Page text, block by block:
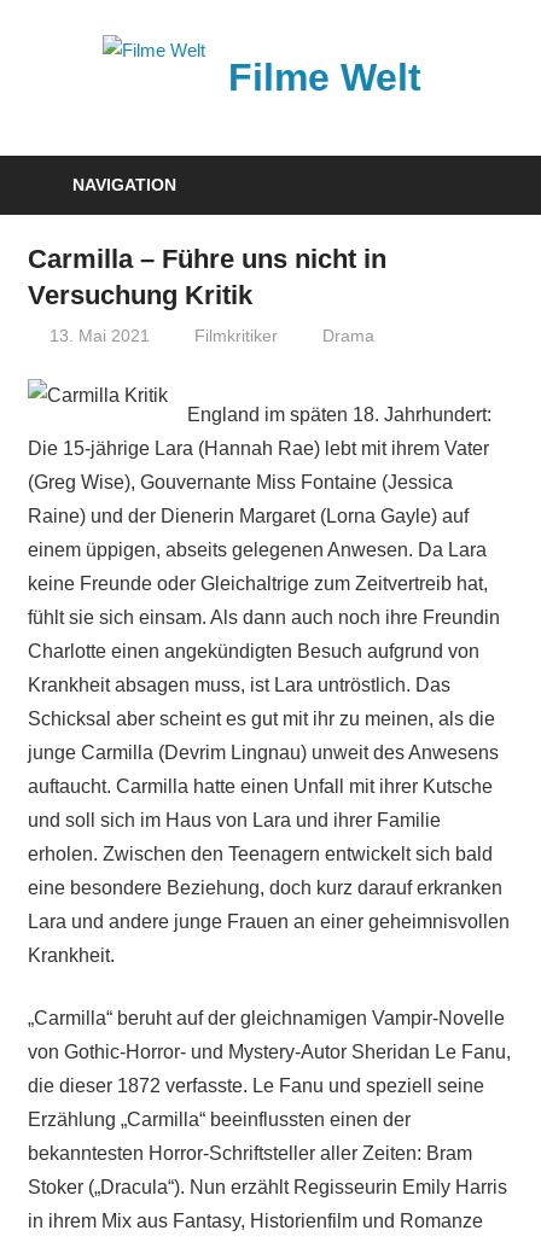
Filme Welt
aktuellen
Kinofilmen
NAVIGATION
Carmilla – Führe uns nicht in
Versuchung Kritik
13. Mai 2021 Filmkritiker Drama
England im späten 18. Jahrhundert:
Die 15-jährige Lara (Hannah Rae) lebt mit ihrem Vater
(Greg Wise), Gouvernante Miss Fontaine (Jessica
Raine) und der Dienerin Margaret (Lorna Gayle) auf
einem üppigen, abseits gelegenen Anwesen. Da Lara
keine Freunde oder Gleichaltrige zum Zeitvertreib hat,
fühlt sie sich einsam. Als dann auch noch ihre Freundin
Charlotte einen angekündigten Besuch aufgrund von
Krankheit absagen muss, ist Lara untröstlich. Das
Schicksal aber scheint es gut mit ihr zu meinen, als die
junge Carmilla (Devrim Lingnau) unweit des Anwesens
auftaucht. Carmilla hatte einen Unfall mit ihrer Kutsche
und soll sich im Haus von Lara und ihrer Familie
erholen. Zwischen den Teenagern entwickelt sich bald
eine besondere Beziehung, doch kurz darauf erkranken
Lara und andere junge Frauen an einer geheimnisvollen
Krankheit.
„Carmilla“ beruht auf der gleichnamigen Vampir-Novelle
von Gothic-Horror- und Mystery-Autor Sheridan Le Fanu,
die dieser 1872 verfasste. Le Fanu und speziell seine
Erzählung „Carmilla“ beeinflussten einen der
bekanntesten Horror-Schriftsteller aller Zeiten: Bram
Stoker („Dracula“). Nun erzählt Regisseurin Emily Harris
in ihrem Mix aus Fantasy, Historienfilm und Romanze